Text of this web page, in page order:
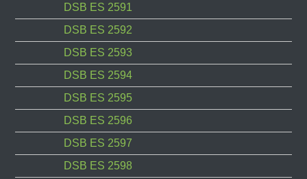
DSB ES 2591
DSB ES 2592
DSB ES 2593
DSB ES 2594
DSB ES 2595
DSB ES 2596
DSB ES 2597
DSB ES 2598